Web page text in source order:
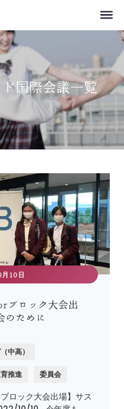
国際会議一覧
10日
ブロック大会出
のために
中高）
推進 委員会
ック大会出場】サス